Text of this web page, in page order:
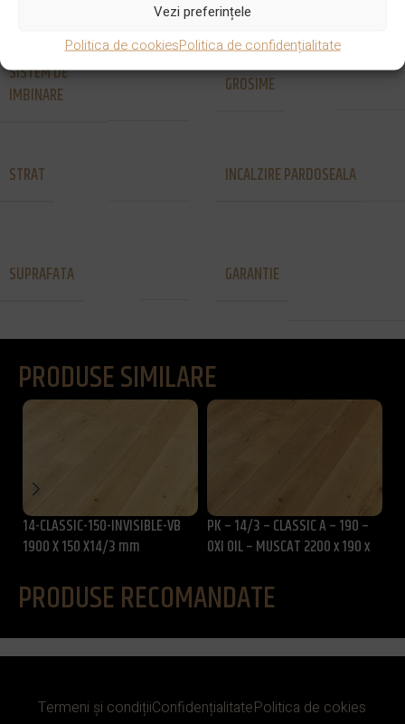
Vezi preferințele
Politica de cookiesPolitica de confidențialitate
SISTEM DE
IMBINARE
Nut si
GROSIME
STRAT INCALZIRE PARDOSEALA
SUPRAFATA GARANTIE
PRODUSE SIMILARE
14-CLASSIC-150-INVISIBLE-VB
1900 X 150 X14/3 mm
PK – 14/3 – CLASSIC A – 190 –
OXI OIL – MUSCAT 2200 x 190 x
PRODUSE RECOMANDATE
Termeni și condițiiConfidențialitatePolitica de cokies